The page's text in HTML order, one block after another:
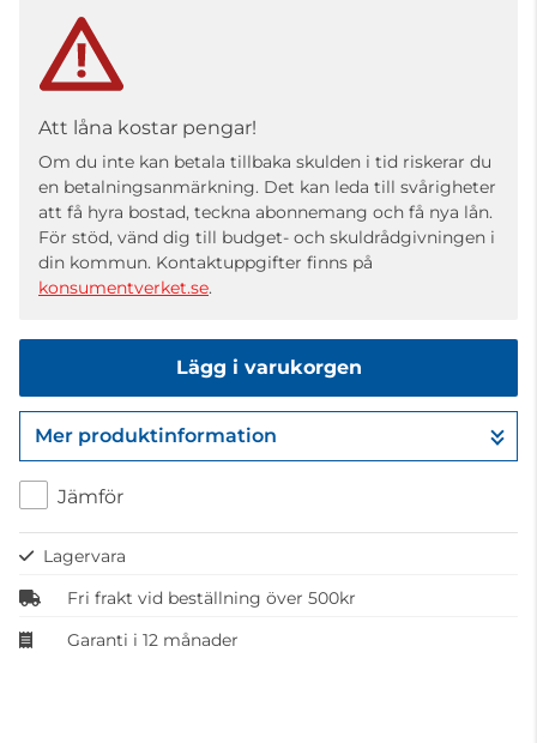
Att låna kostar pengar!
Om du inte kan betala tillbaka skulden i tid riskerar du
en betalningsanmärkning. Det kan leda till svårigheter
att få hyra bostad, teckna abonnemang och få nya lån.
För stöd, vänd dig till budget- och skuldrådgivningen i
din kommun. Kontaktuppgifter finns på
konsumentverket.se.
Lägg i varukorgen
Gå till kassan
Mer produktinformation
Jämför
Lagervara
Fri frakt vid beställning över 500kr
Garanti i 12 månader